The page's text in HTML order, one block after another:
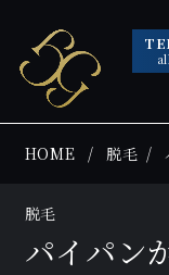
HOME 脱毛
脱毛
パイパン